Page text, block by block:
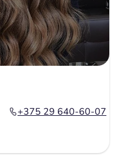
+375 29 640-60-07